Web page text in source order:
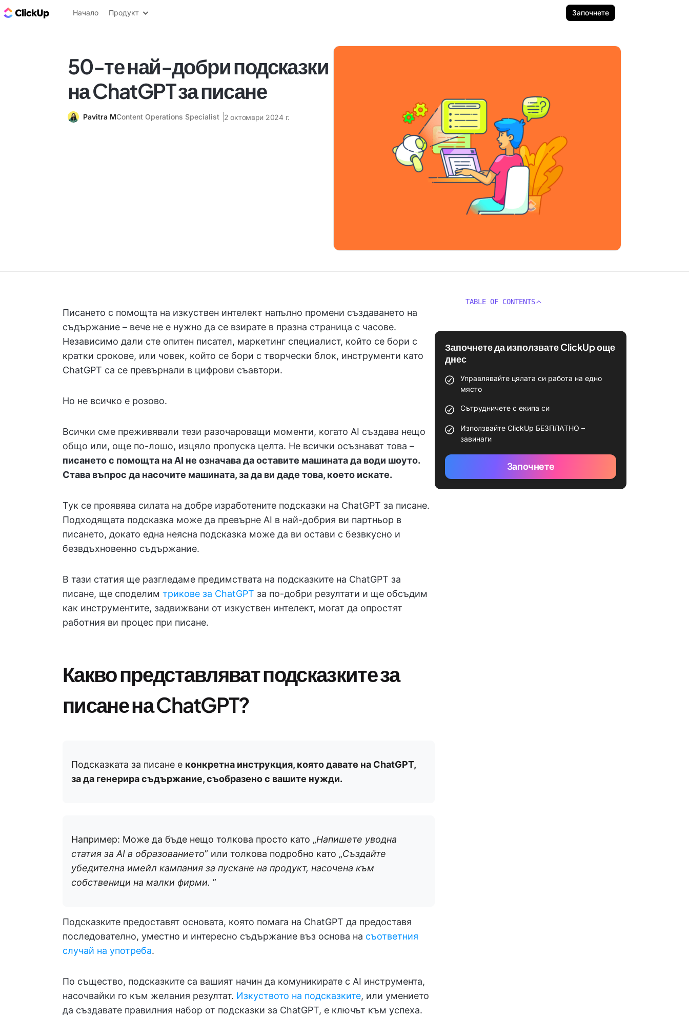
ClickUp блог
Начало Продукт Започнете
50-те най-добри подсказки
на ChatGPT за писане
Pavitra MContent Operations Specialist 2 октомври 2024 г.
Писането с помощта на изкуствен интелект напълно промени създаването на
съдържание – вече не е нужно да се взирате в празна страница с часове.
Независимо дали сте опитен писател, маркетинг специалист, който се бори с
кратки срокове, или човек, който се бори с творчески блок, инструменти като
ChatGPT са се превърнали в цифрови съавтори.
Но не всичко е розово.
Всички сме преживявали тези разочароващи моменти, когато AI създава нещо
общо или, още по-лошо, изцяло пропуска целта. Не всички осъзнават това –
писането с помощта на AI не означава да оставите машината да води шоуто.
Става въпрос да насочите машината, за да ви даде това, което искате.
Тук се проявява силата на добре изработените подсказки на ChatGPT за писане.
Подходящата подсказка може да превърне AI в най-добрия ви партньор в
писането, докато една неясна подсказка може да ви остави с безвкусно и
безвдъхновенно съдържание.
В тази статия ще разгледаме предимствата на подсказките на ChatGPT за
писане, ще споделим трикове за ChatGPT за по-добри резултати и ще обсъдим
как инструментите, задвижвани от изкуствен интелект, могат да опростят
работния ви процес при писане.
Какво представляват подсказките за
писане на ChatGPT?
Подсказката за писане е конкретна инструкция, която давате на ChatGPT,
за да генерира съдържание, съобразено с вашите нужди.
Например: Може да бъде нещо толкова просто като „Напишете уводна
статия за AI в образованието” или толкова подробно като „Създайте
убедителна имейл кампания за пускане на продукт, насочена към
собственици на малки фирми. ”
Подсказките предоставят основата, която помага на ChatGPT да предоставя
последователно, уместно и интересно съдържание въз основа на съответния
случай на употреба.
По същество, подсказките са вашият начин да комуникирате с AI инструмента,
насочвайки го към желания резултат. Изкуството на подсказките, или умението
да създавате правилния набор от подсказки за ChatGPT, е ключът към успеха.
TABLE OF CONTENTS
Започнете да използвате ClickUp още
днес
Управлявайте цялата си работа на едно
място
Сътрудничете с екипа си
Използвайте ClickUp БЕЗПЛАТНО –
завинаги
Започнете